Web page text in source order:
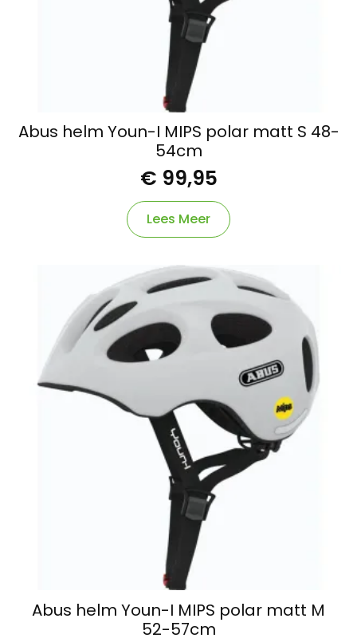
Abus helm Youn-I MIPS polar matt S 48-
54cm
€ 99,95
Lees Meer
Abus helm Youn-I MIPS polar matt M
52-57cm